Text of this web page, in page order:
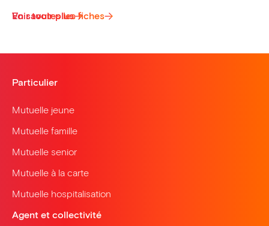
Voir toutes les fiches
En savoir plus
Particulier
Mutuelle jeune
Mutuelle famille
Mutuelle senior
Mutuelle à la carte
Mutuelle hospitalisation
Agent et collectivité